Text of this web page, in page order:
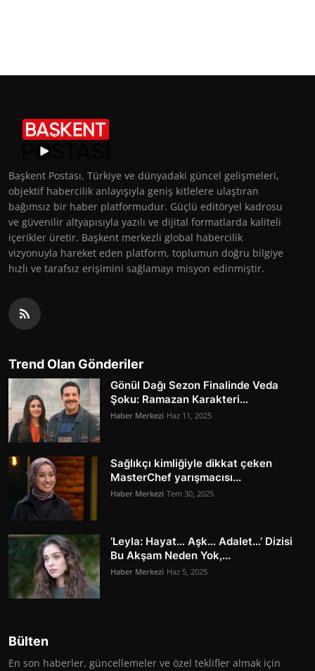
Başkent Postası, Türkiye ve dünyadaki güncel gelişmeleri,
objektif habercilik anlayışıyla geniş kitlelere ulaştıran
bağımsız bir haber platformudur. Güçlü editöryel kadrosu
ve güvenilir altyapısıyla yazılı ve dijital formatlarda kaliteli
içerikler üretir. Başkent merkezli global habercilik
vizyonuyla hareket eden platform, toplumun doğru bilgiye
hızlı ve tarafsız erişimini sağlamayı misyon edinmiştir.
Trend Olan Gönderiler
Gönül Dağı Sezon Finalinde Veda
Şoku: Ramazan Karakteri...
Haber Merkezi Haz 11, 2025
Sağlıkçı kimliğiyle dikkat çeken
MasterChef yarışmacısı...
Haber Merkezi Tem 30, 2025
‘Leyla: Hayat… Aşk… Adalet…’ Dizisi
Bu Akşam Neden Yok,...
Haber Merkezi Haz 5, 2025
Bülten
En son haberler, güncellemeler ve özel teklifler almak için